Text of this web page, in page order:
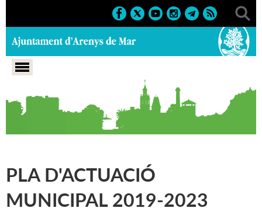
Portada Pla d'actuació municipal 2019-2023 > Eix 3:
Promoció econòmica
PLA D'ACTUACIÓ
MUNICIPAL 2019-2023